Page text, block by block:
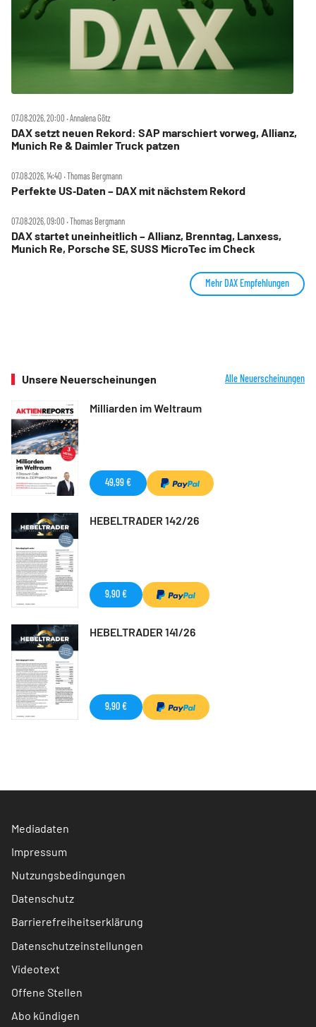
07.08.2026, 20:00 ‧ Annalena Götz
DAX setzt neuen Rekord: SAP marschiert vorweg, Allianz,
Munich Re & Daimler Truck patzen
07.08.2026, 14:40 ‧ Thomas Bergmann
Perfekte US‑Daten – DAX mit nächstem Rekord
07.08.2026, 09:00 ‧ Thomas Bergmann
DAX startet uneinheitlich – Allianz, Brenntag, Lanxess,
Munich Re, Porsche SE, SUSS MicroTec im Check
Mehr DAX Empfehlungen
Unsere Neuerscheinungen Alle Neuerscheinungen
Milliarden im Weltraum
49,99 €
HEBELTRADER 142/26
9,90 €
HEBELTRADER 141/26
9,90 €
Mediadaten
Impressum
Nutzungsbedingungen
Datenschutz
Barrierefreiheitserklärung
Datenschutzeinstellungen
Videotext
Offene Stellen
Abo kündigen